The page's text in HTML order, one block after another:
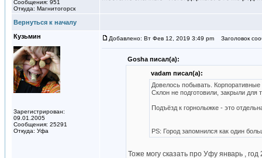
Сообщения: 951
Откуда: Магнитогорск
Вернуться к началу
Кузьмин
Зарегистрирован:
09.01.2005
Сообщения: 25291
Откуда: Уфа
Добавлено: Вт Фев 12, 2019 3:49 pm Заголовок
Gosha писал(а):
vadam писал(а):
Довелось побывать.
Склон не подготовили, закрыли
Подъёзд к горнолыжке - это
PS: Город запомнился как один
Тоже могу сказать про Уфу январь ,